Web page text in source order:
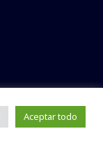
Aceptar todo